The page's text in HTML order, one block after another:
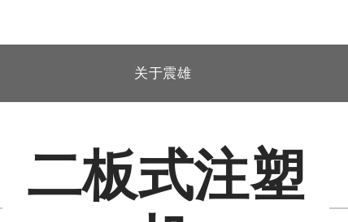
关于震雄
二板式注塑